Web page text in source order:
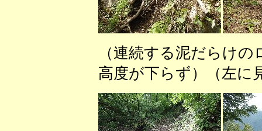
（連続する泥だらけ
高度が下らず）（左に